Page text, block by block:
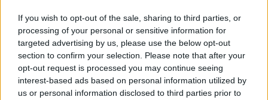
If you wish to opt-out of the sale, sharing to third parties, or
processing of your personal or sensitive information for
targeted advertising by us, please use the below opt-out
section to confirm your selection. Please note that after your
opt-out request is processed you may continue seeing
interest-based ads based on personal information utilized by
us or personal information disclosed to third parties prior to
Η Toyota φέρνει νέα γενιά
μπαταριών για τα υβριδικά της
Σε κινεζική… πολιορκία η
ευρωπαϊκή